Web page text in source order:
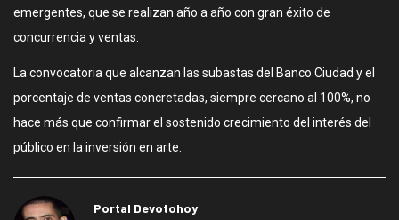
emergentes, que se realizan año a año con gran éxito de
concurrencia y ventas.
La convocatoria que alcanzan las subastas del Banco Ciudad y el
porcentaje de ventas concretadas, siempre cercano al 100%, no
hace más que confirmar el sostenido crecimiento del interés del
público en la inversión en arte.
Portal Devotohoy